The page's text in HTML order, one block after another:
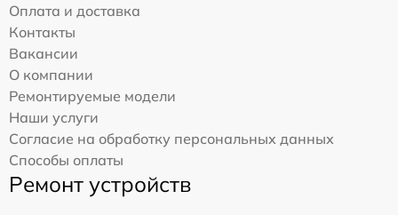
Оплата и доставка
Контакты
Вакансии
О компании
Ремонтируемые модели
Наши услуги
Согласие на обработку персональных данных
Способы оплаты
Ремонт устройств